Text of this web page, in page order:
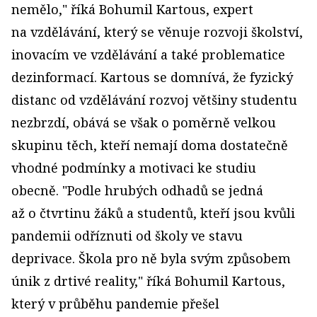
nemělo," říká Bohumil Kartous, expert
na vzdělávání, který se věnuje rozvoji školství,
inovacím ve vzdělávání a také problematice
dezinformací. Kartous se domnívá, že fyzický
distanc od vzdělávání rozvoj většiny studentu
nezbrzdí, obává se však o poměrně velkou
skupinu těch, kteří nemají doma dostatečně
vhodné podmínky a motivaci ke studiu
obecně. "Podle hrubých odhadů se jedná
až o čtvrtinu žáků a studentů, kteří jsou kvůli
pandemii odříznuti od školy ve stavu
deprivace. Škola pro ně byla svým způsobem
únik z drtivé reality," říká Bohumil Kartous,
který v průběhu pandemie přešel